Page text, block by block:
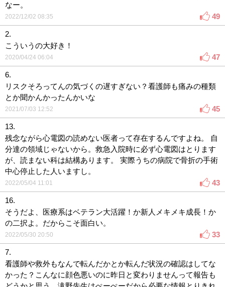
なー。
2022/12/02 08:35 49
2.
こういうの大好き！
2020/04/24 06:04 47
6.
リスクそろってんの気づくの遅すぎない？看護師も痛みの種類
とか聞かんかったんかいな
2021/07/03 12:52 45
13.
残念ながら心電図の読めない医者って存在するんですよね。 自
分達の領域じゃないから。救急入院時に必ず心電図はとります
が、読まない科は結構あります。 実際うちの病院で骨折の手術
中心停止した人いますし。
2022/05/04 11:01 43
16.
そうだよ、医療系はベテラン大活躍！か新人メキメキ成長！か
の二択よ。だからこそ面白い。
2022/05/30 20:50 33
7.
看護師や救外もなんで転んだかとか転んだ状況の確認はしてな
かった？こんなに顔色悪いのに昨日と変わりませんって報告も